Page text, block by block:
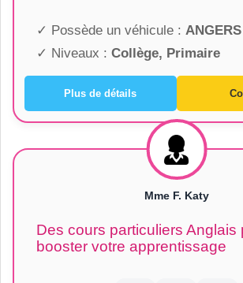
✓ Possède un véhicule : ANGERS
✓ Niveaux : Collège, Primaire
Plus de détails
Mme F. Katy
Des cours particuliers Anglais
booster votre apprentissage